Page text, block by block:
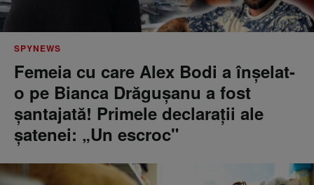
SPYNEWS
Femeia cu care Alex Bodi a înșelat-
o pe Bianca Drăgușanu a fost
șantajată! Primele declarații ale
șatenei: „Un escroc"